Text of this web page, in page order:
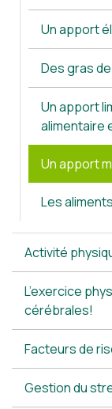
Un apport
Des gras
Un apport
alimentaire
Un apport
Les
Activité
L’exercice
cérébrales!
Facteurs de
Gestion du